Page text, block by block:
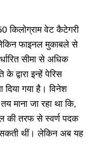
किलोग्राम वेट कैटेगरी
फाइनल मुकाबले से
सीमा से अधिक
द्वारा इन्हें पेरिस
गया है। विनेश
माना जा रहा था कि,
की तरफ से स्वर्ण पदक
सकती थीं। लेकिन अब यह